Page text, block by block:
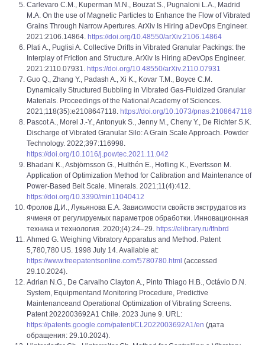
Carlevaro C.M., Kuperman M.N., Bouzat S., Pugnaloni L.A., Madrid
M.A. On the use of Magnetic Particles to Enhance the Flow of Vibrated
Grains Through Narrow Apertures. ArXiv Is Hiring aDevOps Engineer.
2021:2106.14864. https://doi.org/10.48550/arXiv.2106.14864
Plati A., Puglisi A. Collective Drifts in Vibrated Granular Packings: the
Interplay of Friction and Structure. ArXiv Is Hiring aDevOps Engineer.
2021:2110.07931. https://doi.org/10.48550/arXiv.2110.07931
Guo Q., Zhang Y., Padash A., Xi K., Kovar T.M., Boyce C.M.
Dynamically Structured Bubbling in Vibrated Gas-Fluidized Granular
Materials. Proceedings of the National Academy of Sciences.
2021;118(35):e2108647118. https://doi.org/10.1073/pnas.2108647118
Pascot A., Morel J.-Y., Antonyuk S., Jenny M., Cheny Y., De Richter S.K.
Discharge of Vibrated Granular Silo: A Grain Scale Approach. Powder
Technology. 2022;397:116998.
https://doi.org/10.1016/j.powtec.2021.11.042
Bhadani K., Asbjörnsson G., Hulthén E., Hofling K., Evertsson M.
Application of Optimization Method for Calibration and Maintenance of
Power-Based Belt Scale. Minerals. 2021;11(4):412.
https://doi.org/10.3390/min11040412
Фролов Д.И., Лукьянова Е.А. Зависимости свойств экструдатов из
ячменя от регулируемых параметров обработки. Инновационная
техника и технология. 2020;(4):24–29. https://elibrary.ru/tfnbrd
Ahmed G. Weighing Vibratory Apparatus and Method. Patent
5,780,780 US. 1998 July 14. Available at:
https://www.freepatentsonline.com/5780780.html (accessed
29.10.2024).
Adrian N.G., De Carvalho Clayton A., Pinto Thiago H.B., Octávio D.N.
System, Equipmentand Monitoring Procedure, Predictive
Maintenanceand Operational Optimization of Vibrating Screens.
Patent 2022003692A1 Chile. 2023 June 9. URL:
https://patents.google.com/patent/CL2022003692A1/en (дата
обращения: 29.10.2024).